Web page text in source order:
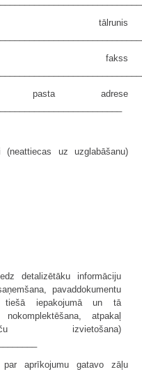
fakss
adrese
uz uzglabāšanu)
detalizētāku informāciju
pavaddokumentu
tiešā iepakojumā un tā
atpakaļ
izvietošana)
aprīkojumu gatavo zāļu